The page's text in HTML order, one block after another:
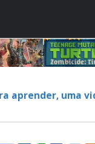
aprender, uma